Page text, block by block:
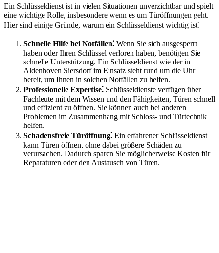
Ein Schlüsseldienst ist in vielen Situationen unverzichtbar und spielt
eine wichtige Rolle, insbesondere wenn es um Türöffnungen geht.​
Hier sind einige Gründe, warum ein Schlüsseldienst wichtig ist⁚
Schnelle Hilfe bei Notfällen⁚ Wenn Sie sich ausgesperrt
haben oder Ihren Schlüssel verloren haben, benötigen Sie
schnelle Unterstützung.​ Ein Schlüsseldienst wie der in
Aldenhoven Siersdorf im Einsatz steht rund um die Uhr
bereit, um Ihnen in solchen Notfällen zu helfen.​
Professionelle Expertise⁚ Schlüsseldienste verfügen über
Fachleute mit dem Wissen und den Fähigkeiten, Türen schnell
und effizient zu öffnen. Sie können auch bei anderen
Problemen im Zusammenhang mit Schloss- und Türtechnik
helfen.​
Schadensfreie Türöffnung⁚ Ein erfahrener Schlüsseldienst
kann Türen öffnen, ohne dabei größere Schäden zu
verursachen.​ Dadurch sparen Sie möglicherweise Kosten für
Reparaturen oder den Austausch von Türen.​